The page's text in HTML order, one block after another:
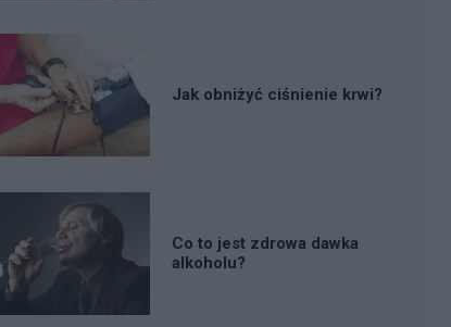
Jak obniżyć ciśnienie krwi?
Co to jest zdrowa dawka
alkoholu?